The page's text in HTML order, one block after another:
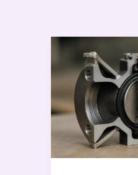
Couoe
papillon
comprendre
ce
terme
et
ses